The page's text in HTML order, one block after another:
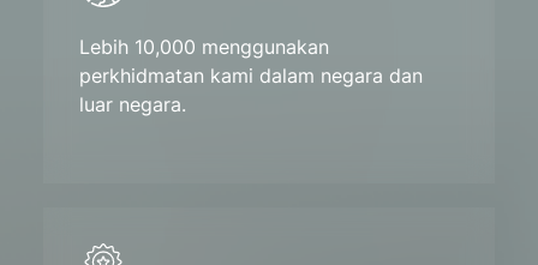
Lebih 10,000 menggunakan
perkhidmatan kami dalam negara dan
luar negara.